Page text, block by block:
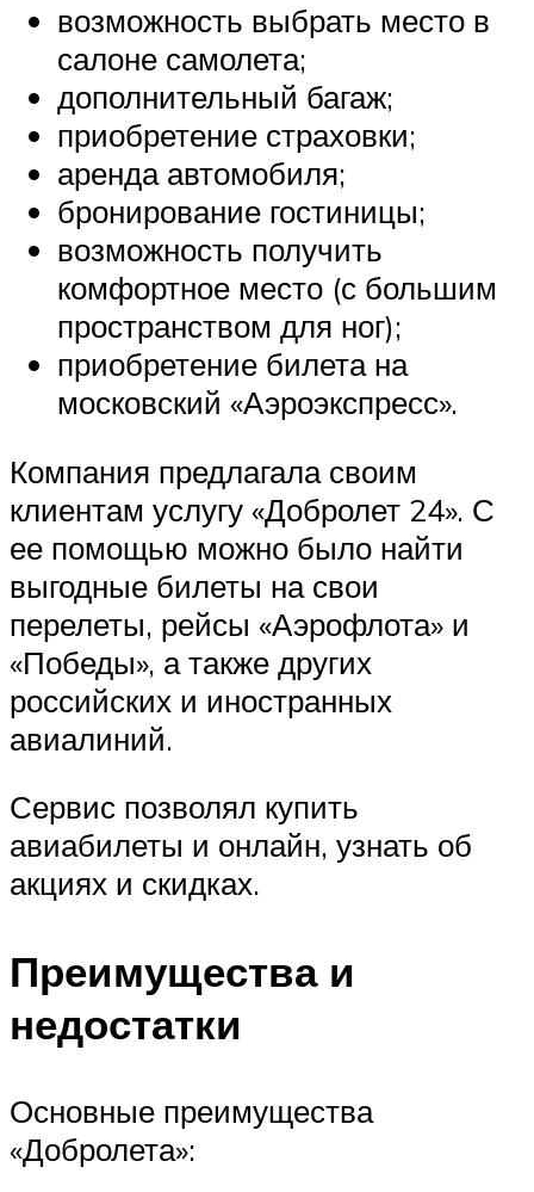
возможность выбрать место в
салоне самолета;
дополнительный багаж;
приобретение страховки;
аренда автомобиля;
бронирование гостиницы;
возможность получить
комфортное место (с большим
пространством для ног);
приобретение билета на
московский «Аэроэкспресс».
Компания предлагала своим
клиентам услугу «Добролет 24». С
ее помощью можно было найти
выгодные билеты на свои
перелеты, рейсы «Аэрофлота» и
«Победы», а также других
российских и иностранных
авиалиний.
Сервис позволял купить
авиабилеты и онлайн, узнать об
акциях и скидках.
Преимущества и
недостатки
Основные преимущества
«Добролета»: